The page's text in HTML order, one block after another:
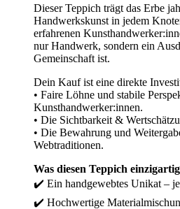
Dieser Teppich trägt das Erbe
Handwerkskunst in jedem
erfahrenen
nur Handwerk, sondern ein
Gemeinschaft ist.
Dein Kauf ist eine direkte
• Faire Löhne und stabile
Kunsthandwerker:innen.
• Die Sichtbarkeit &
• Die Bewahrung und
Webtraditionen.
Was diesen Teppich
✔️ Ein handgewebtes Unikat –
✔️ Hochwertige